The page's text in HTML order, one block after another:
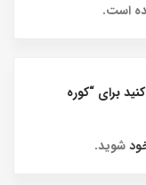
است.
برای “کوره
شوید.